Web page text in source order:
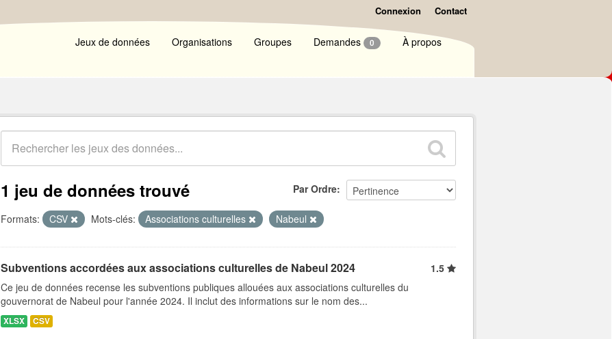
Connexion Contact
Jeux de données Organisations Groupes Demandes 0 À propos
Par Ordre
1 jeu de données trouvé
Formats: CSV Mots-clés: Associations culturelles Nabeul
Subventions accordées aux associations culturelles de Nabeul 2024
1.5
Ce jeu de données recense les subventions publiques allouées aux associations culturelles du
gouvernorat de Nabeul pour l'année 2024. Il inclut des informations sur le nom des...
XLSX CSV